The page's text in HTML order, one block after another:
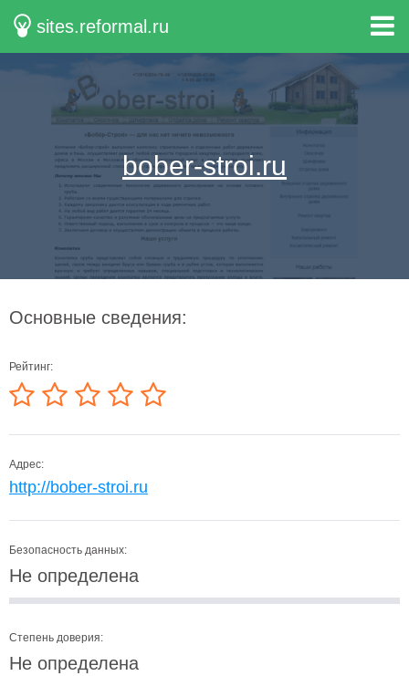
sites.reformal.ru
bober-stroi.ru
Основные сведения:
Рейтинг:
Адрес:
http://bober-stroi.ru
Безопасность данных:
Не определена
Степень доверия:
Не определена